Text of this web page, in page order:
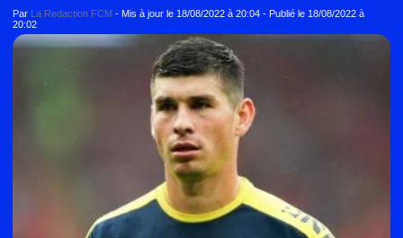
Par La Redaction FCM - Mis à jour le 18/08/2022 à 20:04 - Publié le 18/08/2022 à
20:02